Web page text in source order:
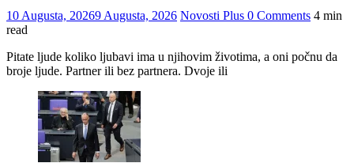
10 Augusta, 20269 Augusta, 2026 Novosti Plus 0 Comments 4 min
read
Pitate ljude koliko ljubavi ima u njihovim životima, a oni počnu da
broje ljude. Partner ili bez partnera. Dvoje ili